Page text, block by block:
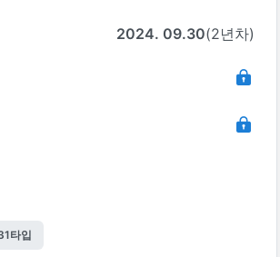
2024. 09.30(2년차)
타입